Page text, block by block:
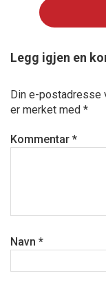
Legg igjen en
Din e-postadresse
er merket med *
Kommentar *
Navn *